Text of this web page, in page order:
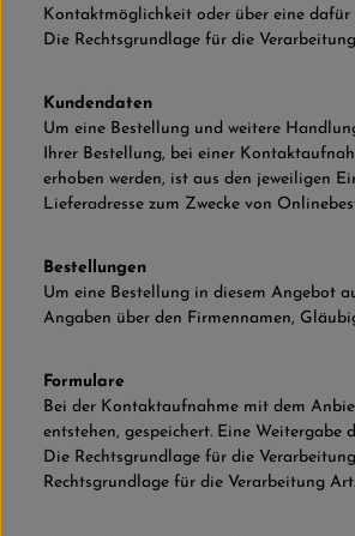
Kontaktmöglichkeit oder über eine
Die Rechtsgrundlage für die
Kundendaten
Um eine Bestellung und weitere
Ihrer Bestellung, bei einer
erhoben werden, ist aus den jeweiligen
Lieferadresse zum Zwecke von
Bestellungen
Um eine Bestellung in diesem Angebot
Angaben über den Firmennamen,
Formulare
Bei der Kontaktaufnahme mit dem
entstehen, gespeichert. Eine Weitergabe
Die Rechtsgrundlage für die
Rechtsgrundlage für die Verarbeitung